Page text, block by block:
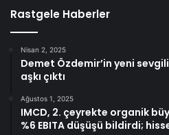
Rastgele Haberler
Nisan 2, 2025
Demet Özdemir’in yeni
aşkı çıktı
Ağustos 1, 2025
IMCD, 2. çeyrekte organik
%6 EBITA düşüşü bildirdi;